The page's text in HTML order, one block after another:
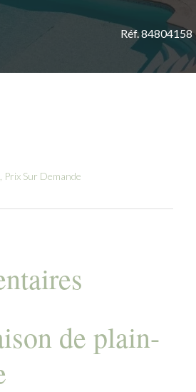
Réf. 84804158
Prix Sur Demande
de plain-